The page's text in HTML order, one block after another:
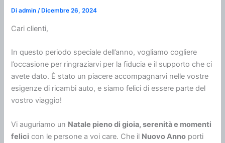
Diadmin/ Dicembre 26, 2024
Cari clienti,
In questo periodo speciale dell’anno, vogliamo cogliere
l’occasione per ringraziarvi per la fiducia e il supporto che ci
avete dato. È stato un piacere accompagnarvi nelle vostre
esigenze di ricambi auto, e siamo felici di essere parte del
vostro viaggio!
Vi auguriamo un Natale pieno di gioia, serenità e momenti
felici con le persone a voi care. Che il Nuovo Anno porti